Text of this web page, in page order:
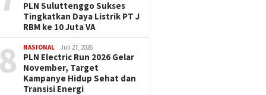
PLN Suluttenggo Sukses
Tingkatkan Daya Listrik PT J
RBM ke 10 Juta VA
NASIONAL Juli 27, 2026
PLN Electric Run 2026 Gelar
November, Target
Kampanye Hidup Sehat dan
Transisi Energi